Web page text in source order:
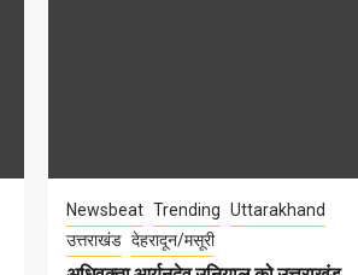
Newsbeat Trending Uttarakhand
उत्तराखंड देहरादून/मसूरी